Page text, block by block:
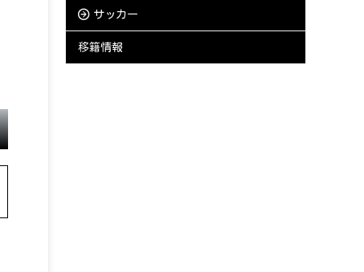
サッカー
移籍情報